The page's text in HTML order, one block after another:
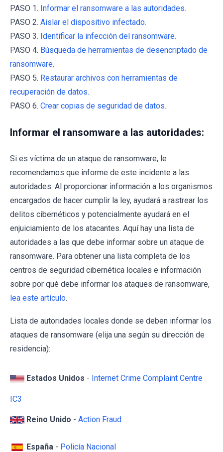
PASO 1. Informar el ransomware a las autoridades.
PASO 2. Aislar el dispositivo infectado.
PASO 3. Identificar la infección del ransomware.
PASO 4. Búsqueda de herramientas de desencriptado de
ransomware.
PASO 5. Restaurar archivos con herramientas de
recuperación de datos.
PASO 6. Crear copias de seguridad de datos.
Informar el ransomware a las autoridades:
Si es víctima de un ataque de ransomware, le
recomendamos que informe de este incidente a las
autoridades. Al proporcionar información a los organismos
encargados de hacer cumplir la ley, ayudará a rastrear los
delitos cibernéticos y potencialmente ayudará en el
enjuiciamiento de los atacantes. Aquí hay una lista de
autoridades a las que debe informar sobre un ataque de
ransomware. Para obtener una lista completa de los
centros de seguridad cibernética locales e información
sobre por qué debe informar los ataques de ransomware,
lea este artículo.
Lista de autoridades locales donde se deben informar los
ataques de ransomware (elija una según su dirección de
residencia):
Estados Unidos - Internet Crime Complaint Centre
IC3
Reino Unido - Action Fraud
España - Policía Nacional